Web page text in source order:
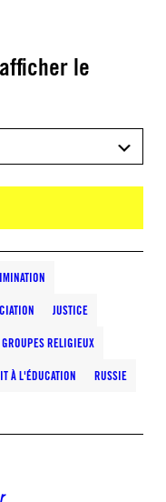
le
JUSTICE
GROUPES RELIGIEUX
À L'ÉDUCATION RUSSIE